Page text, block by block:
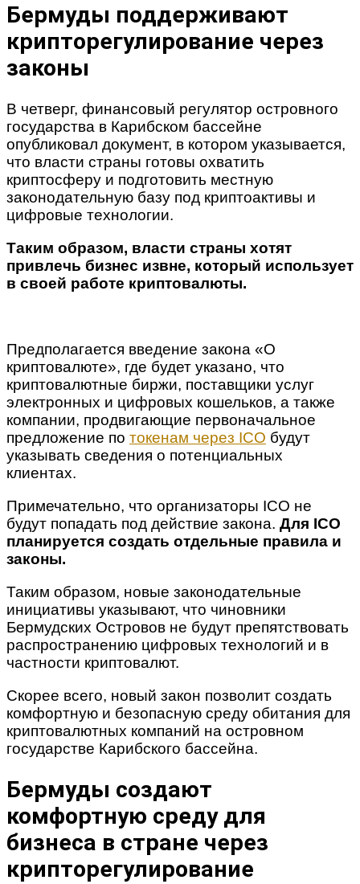
Бермуды поддерживают
крипторегулирование через
законы
В четверг, финансовый регулятор островного
государства в Карибском бассейне
опубликовал документ, в котором указывается,
что власти страны готовы охватить
криптосферу и подготовить местную
законодательную базу под криптоактивы и
цифровые технологии.
Таким образом, власти страны хотят
привлечь бизнес извне, который использует
в своей работе криптовалюты.
Предполагается введение закона «О
криптовалюте», где будет указано, что
криптовалютные биржи, поставщики услуг
электронных и цифровых кошельков, а также
компании, продвигающие первоначальное
предложение по токенам через ICO будут
указывать сведения о потенциальных
клиентах.
Примечательно, что организаторы ICO не
будут попадать под действие закона. Для ICO
планируется создать отдельные правила и
законы.
Таким образом, новые законодательные
инициативы указывают, что чиновники
Бермудских Островов не будут препятствовать
распространению цифровых технологий и в
частности криптовалют.
Скорее всего, новый закон позволит создать
комфортную и безопасную среду обитания для
криптовалютных компаний на островном
государстве Карибского бассейна.
Бермуды создают
комфортную среду для
бизнеса в стране через
крипторегулирование